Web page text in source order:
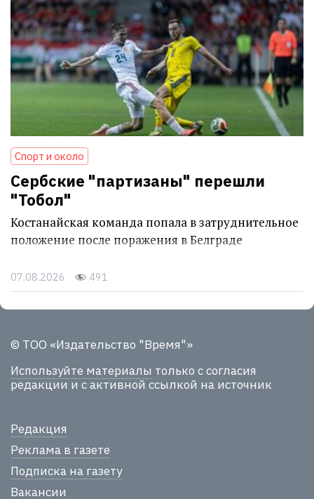
Спорт и около
Сербские "партизаны" перешли
"Тобол"
Костанайская команда попала в затруднительное
положение после поражения в Белграде
07.08.2026 491
© ТОО «Издательство "Время"»
Используйте материалы только с согласия
редакции и с активной ссылкой на источник
Редакция
Реклама в газете
Подписка на газету
Вакансии